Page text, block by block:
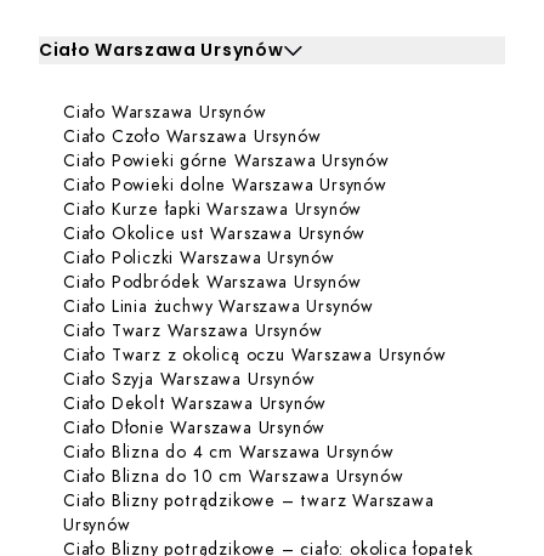
Ciało Warszawa Ursynów
Kliknij, aby rozwinąć i zobaczyć zabiegi dla Ciało
Zabiegi dla Ciało Warszawa Ursynów
Ciało Warszawa UrsynówDowiedz się więcej o Ciało
Ciało Czoło Warszawa UrsynówDowiedz się więcej o
Ciało Powieki górne Warszawa UrsynówDowiedz się
Ciało Powieki dolne Warszawa UrsynówDowiedz się
Ciało Kurze łapki Warszawa Ursynów
Ciało Okolice ust Warszawa Ursynów
Ciało Policzki Warszawa UrsynówDowiedz się więcej o
Ciało Podbródek Warszawa UrsynówDowiedz się więcej o
Ciało Linia żuchwy Warszawa Ursynów
Ciało Twarz Warszawa UrsynówDowiedz się więcej o
Ciało Twarz z okolicą oczu Warszawa UrsynówDowiedz
Ciało Szyja Warszawa UrsynówDowiedz się więcej o Ciało
Ciało Dekolt Warszawa Ursynów
Ciało Dłonie Warszawa Ursynów
Ciało Blizna do 4 cm Warszawa UrsynówDowiedz się
Ciało Blizna do 10 cm Warszawa UrsynówDowiedz się
Ciało Blizny potrądzikowe – twarz Warszawa
UrsynówDowiedz się więcej o Ciało Blizny potrądzikowe
Ciało Blizny potrądzikowe – ciało: okolica łopatek